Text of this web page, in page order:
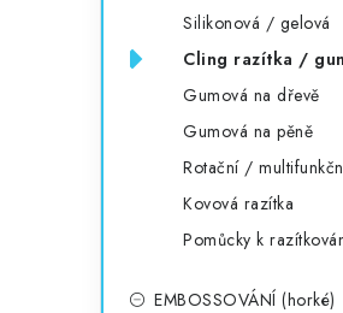
Silikonová / gelová
Cling razítka /
Gumová na dřevě
Gumová na pěně
Rotační /
Kovová razítka
Pomůcky k
EMBOSSOVÁNÍ (horké)